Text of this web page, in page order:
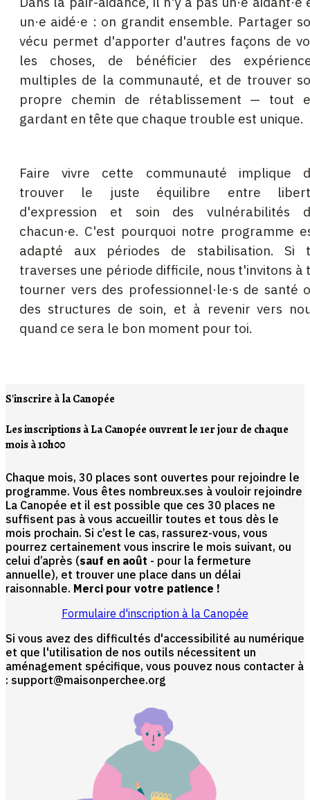
un·e aidé·e : on grandit ensemble. Partager
vécu permet d'apporter d'autres façons de
les choses, de bénéficier des
multiples de la communauté, et de trouver
propre chemin de rétablissement — tout
gardant en tête que chaque trouble est unique.
Faire vivre cette communauté implique
trouver le juste équilibre entre
d'expression et soin des vulnérabilités
chacun·e. C'est pourquoi notre programme
adapté aux périodes de stabilisation. Si
traverses une période difficile, nous t'invitons à
tourner vers des professionnel·le·s de santé
des structures de soin, et à revenir vers
quand ce sera le bon moment pour toi.
S'inscrire à la Canopée
Les inscriptions à La Canopée ouvrent le 1er jour de chaque
mois à 10h00
Chaque mois, 30 places sont ouvertes pour rejoindre le
programme. Vous êtes nombreux.ses à vouloir rejoindre
La Canopée et il est possible que ces 30 places ne
suffisent pas à vous accueillir toutes et tous dès le
mois prochain. Si c’est le cas, rassurez-vous, vous
pourrez certainement vous inscrire le mois suivant, ou
celui d’après (sauf en août - pour la fermeture
annuelle), et trouver une place dans un délai
raisonnable. Merci pour votre patience !
Formulaire d'inscription à la Canopée
Si vous avez des difficultés d'accessibilité au numérique
et que l'utilisation de nos outils nécessitent un
aménagement spécifique, vous pouvez nous contacter à
: support@maisonperchee.org